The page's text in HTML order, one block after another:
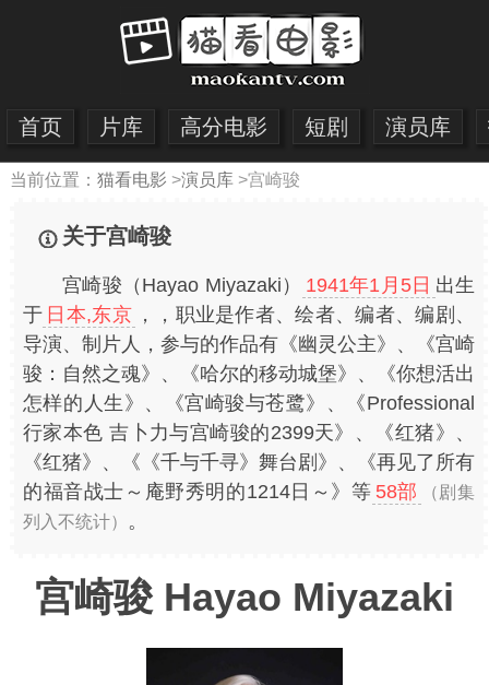
首页 片库 高分电影 短剧 演员库
当前位置： 猫看电影 >演员库>宫崎骏
关于宫崎骏
宫崎骏（Hayao Miyazaki） 1941年1月5日 出生
于 日本,东京 ，，职业是作者、绘者、编者、编剧、
导演、制片人，参与的作品有《幽灵公主》、《宫崎
骏：自然之魂》、《哈尔的移动城堡》、《你想活出
怎样的人生》、《宫崎骏与苍鹭》、《Professional
行家本色 吉卜力与宫崎骏的2399天》、《红猪》、
《红猪》、《《千与千寻》舞台剧》、《再见了所有
的福音战士～庵野秀明的1214日～》等 58部
（剧集
列入不统计） 。
宫崎骏 Hayao Miyazaki